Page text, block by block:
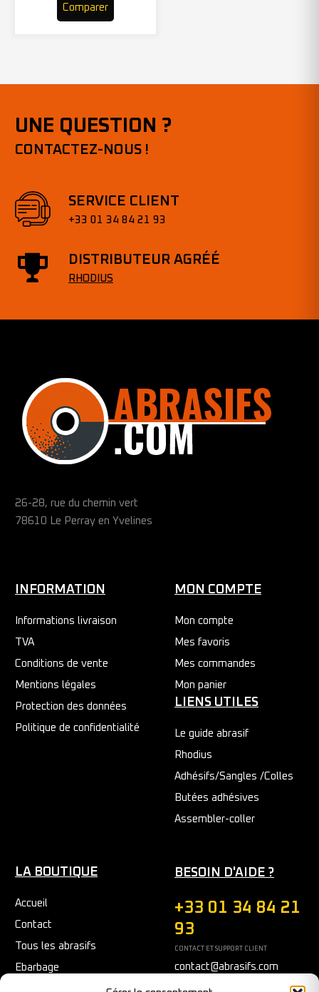
Comparer
UNE QUESTION ?
CONTACTEZ-NOUS !
SERVICE CLIENT
+33 01 34 84 21 93
DISTRIBUTEUR AGRÉÉ
RHODIUS
26-28, rue du chemin vert
78610 Le Perray en Yvelines
INFORMATION
Informations livraison
TVA
Conditions de vente
Mentions légales
Protection des données
Politique de confidentialité
MON COMPTE
Mon compte
Mes favoris
Mes commandes
Mon panier
LIENS UTILES
Le guide abrasif
Rhodius
Adhésifs/Sangles /Colles
Butées adhésives
Assembler-coller
LA BOUTIQUE
Accueil
Contact
Tous les abrasifs
Ebarbage
BESOIN D'AIDE ?
+33 01 34 84 21
93
CONTACT ET SUPPORT CLIENT
contact@abrasifs.com